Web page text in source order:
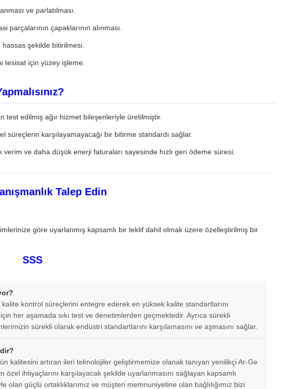
ve parlatılması.
çapaklarının alınması.
şekilde bitirilmesi.
tesisat için yüzey işleme.
test edilmiş ağır hizmet bileşenleriyle üretilmiştir.
süreçlerin karşılayamayacağı bir bitirme standardı sağlar.
ve daha düşük enerji faturaları sayesinde hızlı geri ödeme süresi.
Talep Edin
göre uyarlanmış kapsamlı bir teklif dahil olmak üzere özelleştirilmiş bir
SSS
kontrol süreçlerini entegre ederek en yüksek kalite standartlarını
her aşamada sıkı test ve denetimlerden geçmektedir. Ayrıca sürekli
sürekli olarak endüstri standartlarını karşılamasını ve aşmasını sağlar.
kalitesini artıran ileri teknolojiler geliştirmemize olanak tanıyan yenilikçi Ar-Ge
ihtiyaçlarını karşılayacak şekilde uyarlanmasını sağlayan kapsamlı
güçlü ortaklıklarımız ve müşteri memnuniyetine olan bağlılığımız bizi